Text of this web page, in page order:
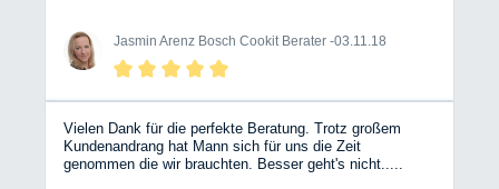
Jasmin Arenz Bosch Cookit Berater -03.11.18
Vielen Dank für die perfekte Beratung. Trotz großem
Kundenandrang hat Mann sich für uns die Zeit
genommen die wir brauchten. Besser geht's nicht.....